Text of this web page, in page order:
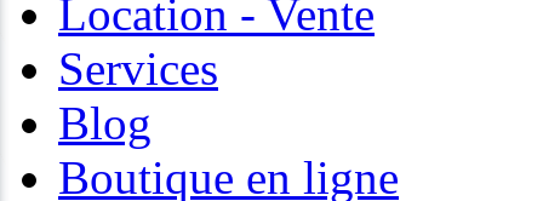
Location - Vente
Services
Blog
Boutique en ligne